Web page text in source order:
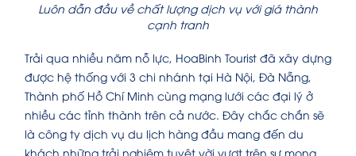
Luôn dẫn đầu về chất lượng dịch vụ với giá thành
cạnh tranh
Trải qua nhiều năm nỗ lực, HoaBinh Tourist đã xây dựng
được hệ thống với 3 chi nhánh tại Hà Nội, Đà Nẵng,
Thành phố Hồ Chí Minh cùng mạng lưới các đại lý ở
nhiều các tỉnh thành trên cả nước. Đây chắc chắn sẽ
là công ty dịch vụ du lịch hàng đầu mang đến du
khách những trải nghiệm tuyệt vời vượt trên sự mong